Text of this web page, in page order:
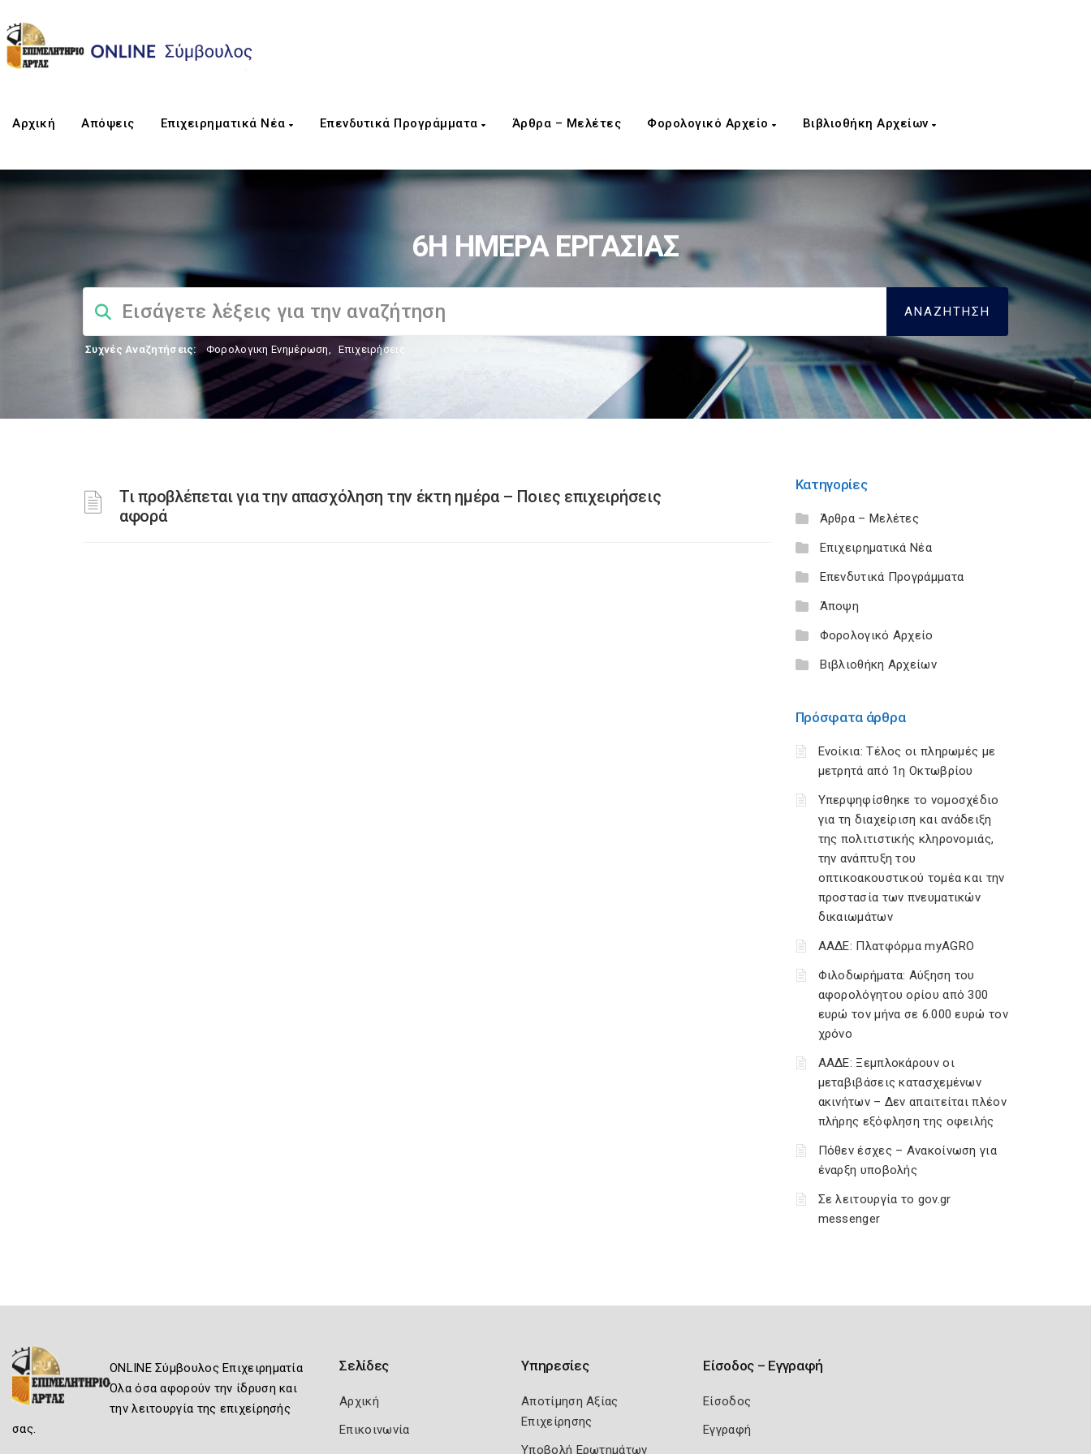
Αρχική Απόψεις Επιχειρηματικά Νέα Επενδυτικά Προγράμματα Άρθρα – Μελέτες Φορολογικό Αρχείο Βιβλιοθήκη Αρχείων
6Η ΗΜΕΡΑ ΕΡΓΑΣΙΑΣ
Συχνές Αναζητήσεις: Φορολογικη Ενημέρωση, Επιχειρήσεις
Τι προβλέπεται για την απασχόληση την έκτη ημέρα – Ποιες επιχειρήσεις
αφορά
Κατηγορίες
Άρθρα – Μελέτες
Επιχειρηματικά Νέα
Επενδυτικά Προγράμματα
Άποψη
Φορολογικό Αρχείο
Βιβλιοθήκη Αρχείων
Πρόσφατα άρθρα
Ενοίκια: Τέλος οι πληρωμές με
μετρητά από 1η Οκτωβρίου
Υπερψηφίσθηκε το νομοσχέδιο
για τη διαχείριση και ανάδειξη
της πολιτιστικής κληρονομιάς,
την ανάπτυξη του
οπτικοακουστικού τομέα και την
προστασία των πνευματικών
δικαιωμάτων
ΑΑΔΕ: Πλατφόρμα myAGRO
Φιλοδωρήματα: Αύξηση του
αφορολόγητου ορίου από 300
ευρώ τον μήνα σε 6.000 ευρώ τον
χρόνο
ΑΑΔΕ: Ξεμπλοκάρουν οι
μεταβιβάσεις κατασχεμένων
ακινήτων – Δεν απαιτείται πλέον
πλήρης εξόφληση της οφειλής
Πόθεν έσχες – Ανακοίνωση για
έναρξη υποβολής
Σε λειτουργία το gov.gr
messenger
ONLINE Σύμβουλος Επιχειρηματία
Όλα όσα αφορούν την ίδρυση και
την λειτουργία της επιχείρησής
σας.
Σελίδες
Αρχική
Επικοινωνία
Υπηρεσίες
Αποτίμηση Αξίας
Επιχείρησης
Υποβολή Ερωτημάτων
Είσοδος – Εγγραφή
Είσοδος
Εγγραφή